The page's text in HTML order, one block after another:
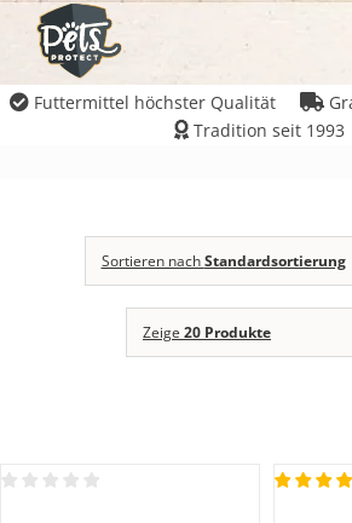
Futtermittel höchster Qualität
Tradition seit 1993
Sortieren nachStandardsortierung
Zeige 20 Produkte